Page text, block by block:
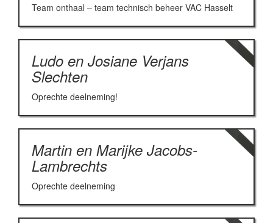
Team onthaal – team technisch beheer VAC Hasselt
Ludo en Josiane Verjans
Slechten
Oprechte deelneming!
Martin en Marijke Jacobs-
Lambrechts
Oprechte deelneming